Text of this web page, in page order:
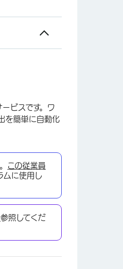
ビスです。ワ
を簡単に自動化
この従業員
ムに使用し
参照してくだ